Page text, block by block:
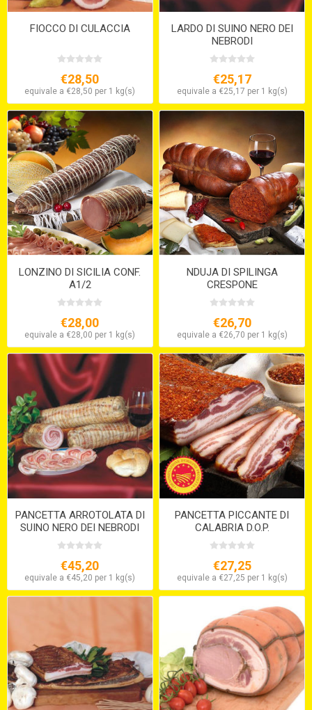
FIOCCO DI CULACCIA
€28,50
equivale a €28,50 per 1 kg(s)
LARDO DI SUINO NERO DEI
NEBRODI
€25,17
equivale a €25,17 per 1 kg(s)
LONZINO DI SICILIA CONF.
A1/2
€28,00
equivale a €28,00 per 1 kg(s)
NDUJA DI SPILINGA
CRESPONE
€26,70
equivale a €26,70 per 1 kg(s)
PANCETTA ARROTOLATA DI
SUINO NERO DEI NEBRODI
€45,20
equivale a €45,20 per 1 kg(s)
PANCETTA PICCANTE DI
CALABRIA D.O.P.
€27,25
equivale a €27,25 per 1 kg(s)